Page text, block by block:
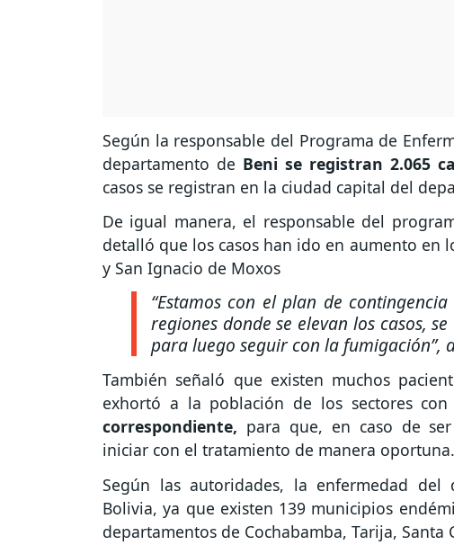
Según la responsable del Programa de
departamento de Beni se registran 2.065
casos se registran en la ciudad capital del
De igual manera, el responsable del
detalló que los casos han ido en aumento en
y San Ignacio de Moxos
“Estamos con el plan de
regiones donde se elevan los casos,
para luego seguir con la fumigación”,
También señaló que existen muchos
exhortó a la población de los sectores con
correspondiente, para que, en caso de
iniciar con el tratamiento de manera oportuna.
Según las autoridades, la enfermedad
Bolivia, ya que existen 139 municipios
departamentos de Cochabamba, Tarija, Santa